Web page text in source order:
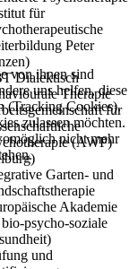
für
Peter
Dialektisch
Therapie
für
(AWP)
Garten- und
Akademie
psycho-soziale
und
von ihnen sind
uns helfen, diese
(Tracking Cookies).
zulassen möchten.
nicht mehr